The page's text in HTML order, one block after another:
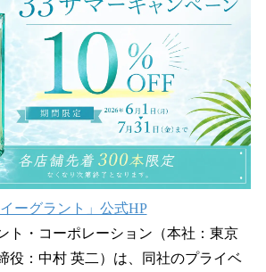
イーグラント」公式HP
ト・コーポレーション（本社：東京
役：中村 英二）は、同社のプライベ